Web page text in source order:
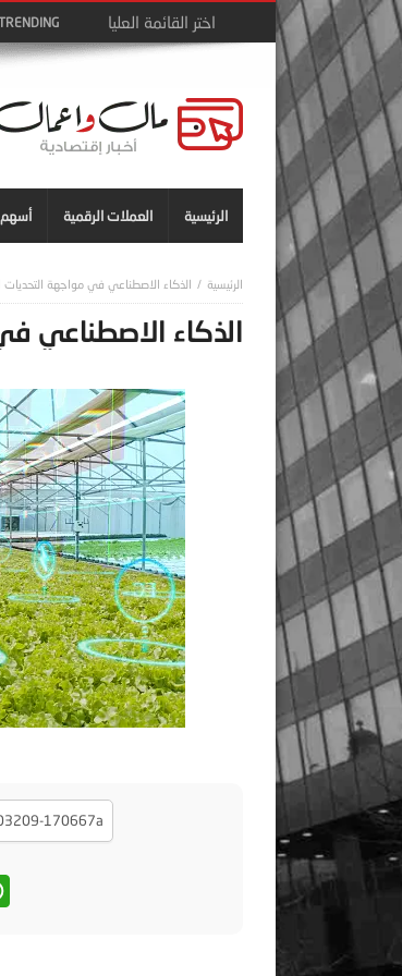
الرئيسية العملات الرقمية
الذكاء الاصطناعي في مواجهة التحديات
الذكاء الاصطناعي